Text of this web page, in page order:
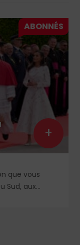
que vous
Sud, aux
+